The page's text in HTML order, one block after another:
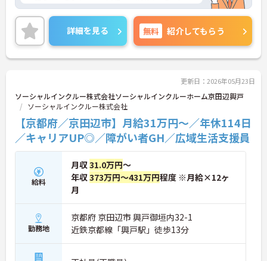
詳細を見る 無料 紹介してもらう
更新日：2026年05月23日
ソーシャルインクルー株式会社ソーシャルインクルーホーム京田辺興戸
ソーシャルインクルー株式会社
【京都府／京田辺市】月給31万円～／年休114日
／キャリアUP◎／障がい者GH／広域生活支援員
給料
月収31.0万円～
年収373万円～431万円程度 ※月給×12ヶ
月
勤務地
京都府 京田辺市 興戸御垣内32-1
近鉄京都線「興戸駅」徒歩13分